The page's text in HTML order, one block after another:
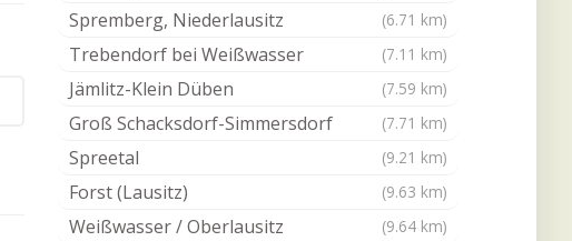
Spremberg, Niederlausitz (6.71 km)
Trebendorf bei Weißwasser (7.11 km)
Jämlitz-Klein Düben (7.59 km)
Groß Schacksdorf-Simmersdorf (7.71 km)
Spreetal (9.21 km)
Forst (Lausitz) (9.63 km)
Weißwasser / Oberlausitz (9.64 km)